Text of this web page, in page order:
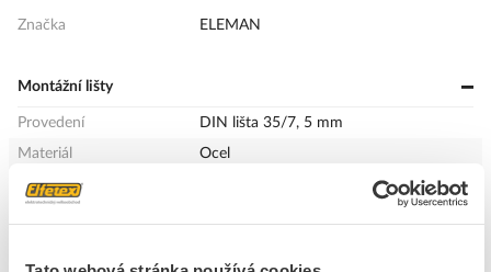
Značka ELEMAN
Montážní lišty
Provedení
DIN lišta 35/7, 5 mm
Materiál
Ocel
Otvor tvaru